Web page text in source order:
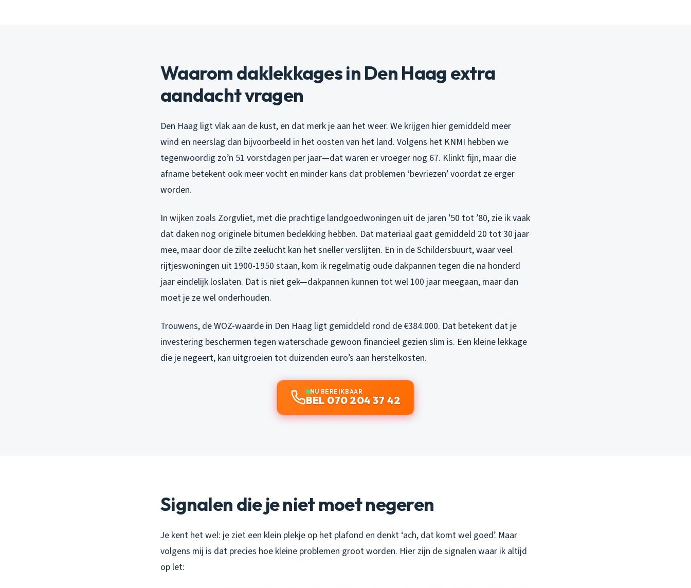
Waarom daklekkages in Den Haag extra
aandacht vragen
Den Haag ligt vlak aan de kust, en dat merk je aan het weer. We krijgen hier gemiddeld meer
wind en neerslag dan bijvoorbeeld in het oosten van het land. Volgens het KNMI hebben we
tegenwoordig zo’n 51 vorstdagen per jaar—dat waren er vroeger nog 67. Klinkt fijn, maar die
afname betekent ook meer vocht en minder kans dat problemen ‘bevriezen’ voordat ze erger
worden.
In wijken zoals Zorgvliet, met die prachtige landgoedwoningen uit de jaren ’50 tot ’80, zie ik vaak
dat daken nog originele bitumen bedekking hebben. Dat materiaal gaat gemiddeld 20 tot 30 jaar
mee, maar door de zilte zeelucht kan het sneller verslijten. En in de Schildersbuurt, waar veel
rijtjeswoningen uit 1900-1950 staan, kom ik regelmatig oude dakpannen tegen die na honderd
jaar eindelijk loslaten. Dat is niet gek—dakpannen kunnen tot wel 100 jaar meegaan, maar dan
moet je ze wel onderhouden.
Trouwens, de WOZ-waarde in Den Haag ligt gemiddeld rond de €384.000. Dat betekent dat je
investering beschermen tegen waterschade gewoon financieel gezien slim is. Een kleine lekkage
die je negeert, kan uitgroeien tot duizenden euro’s aan herstelkosten.
NU BEREIKBAAR
BEL 070 204 37 42
Signalen die je niet moet negeren
Je kent het wel: je ziet een klein plekje op het plafond en denkt ‘ach, dat komt wel goed’. Maar
volgens mij is dat precies hoe kleine problemen groot worden. Hier zijn de signalen waar ik altijd
op let: